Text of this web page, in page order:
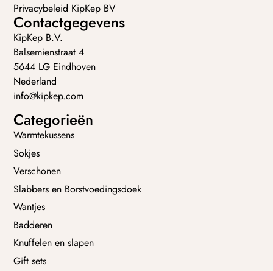
Privacybeleid KipKep BV
Contactgegevens
KipKep B.V.
Balsemienstraat 4
5644 LG Eindhoven
Nederland
info@kipkep.com
Categorieën
Warmtekussens
Sokjes
Verschonen
Slabbers en Borstvoedingsdoek
Wantjes
Badderen
Knuffelen en slapen
Gift sets